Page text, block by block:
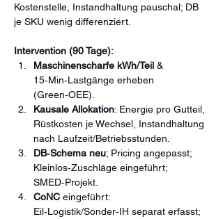
Kostenstelle, Instandhaltung pauschal; DB
je SKU wenig differenziert.
Intervention (90 Tage):
Maschinenscharfe kWh/Teil &
15‑Min‑Lastgänge erheben
(Green‑OEE).
Kausale Allokation: Energie pro Gutteil,
Rüstkosten je Wechsel, Instandhaltung
nach Laufzeit/Betriebsstunden.
DB‑Schema neu; Pricing angepasst;
Kleinlos‑Zuschläge eingeführt;
SMED‑Projekt.
CoNC eingeführt:
Eil‑Logistik/Sonder‑IH separat erfasst;